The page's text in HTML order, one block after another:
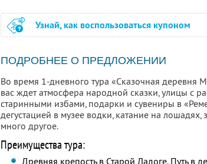
Узнай, как воспользоваться купоном
ПОДРОБНЕЕ О ПРЕДЛОЖЕНИИ
Во время 1-дневного тура «Сказочная деревня
вас ждет атмосфера народной сказки, улицы с
старинными избами, подарки и сувениры в
дегустацией в музее водки, катание на
много другое.
Преимущества тура:
Древняя крепость в Старой Ладоге. Путь в